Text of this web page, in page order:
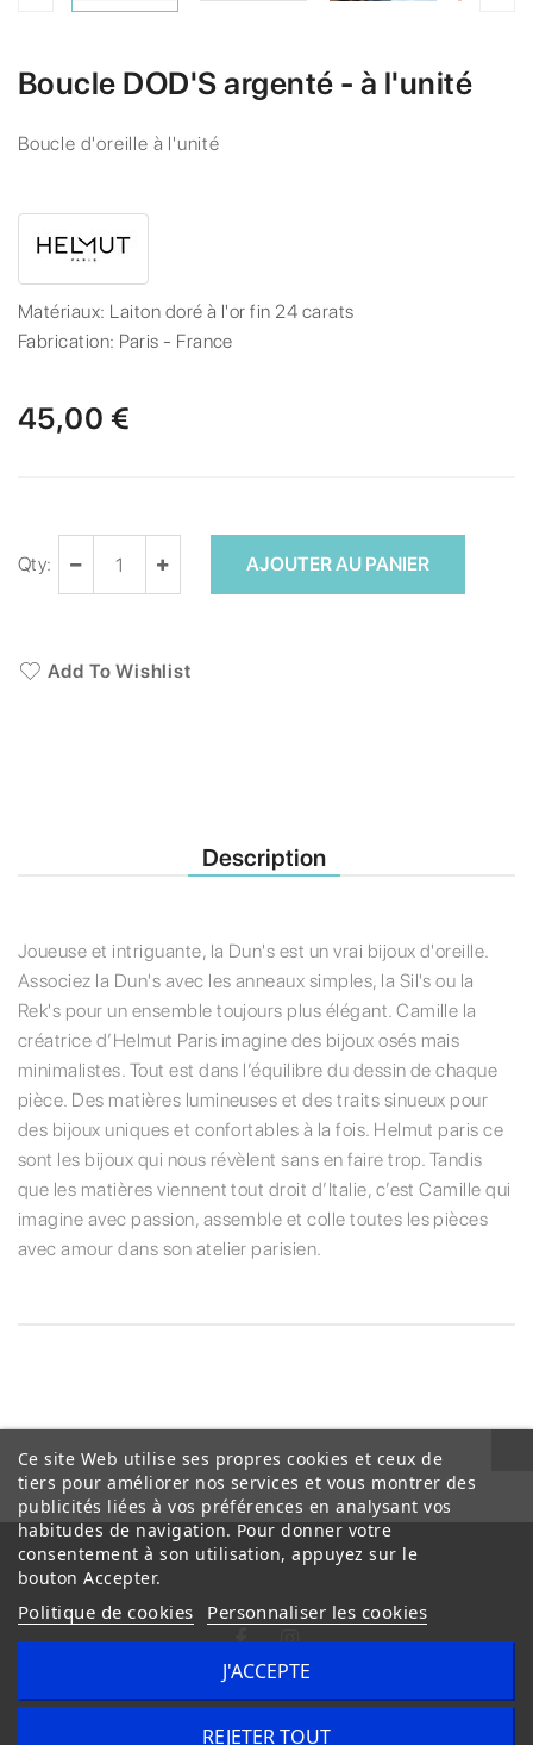
Boucle DOD'S argenté - à l'unité
Boucle d'oreille à l'unité
Matériaux: Laiton doré à l'or fin 24 carats
Fabrication: Paris - France
45,00 €
Qty: AJOUTER AU PANIER
Add To Wishlist
Description
Joueuse et intriguante, la Dun's est un vrai bijoux d'oreille.
Associez la Dun's avec les anneaux simples, la Sil's ou la
Rek's pour un ensemble toujours plus élégant. Camille la
créatrice d’Helmut Paris imagine des bijoux osés mais
minimalistes. Tout est dans l’équilibre du dessin de chaque
pièce. Des matières lumineuses et des traits sinueux pour
des bijoux uniques et confortables à la fois. Helmut paris ce
sont les bijoux qui nous révèlent sans en faire trop. Tandis
que les matières viennent tout droit d’Italie, c’est Camille qui
imagine avec passion, assemble et colle toutes les pièces
avec amour dans son atelier parisien.
Conditions Générales de Vente
Ce site Web utilise ses propres cookies et ceux de
tiers pour améliorer nos services et vous montrer des
publicités liées à vos préférences en analysant vos
habitudes de navigation. Pour donner votre
consentement à son utilisation, appuyez sur le
bouton Accepter.
Politique de cookies Personnaliser les cookies
REJETER TOUT
J'ACCEPTE